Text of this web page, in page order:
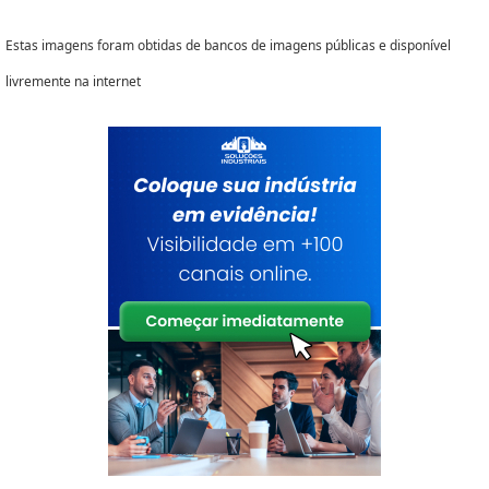
coextrusados e saco manta de Polietileno
para o cliente final.Discorrendo ainda sobre o
envelope plástico de segurança com bolha interno,
sempre deve-se buscar uma empresa que tenha
produtos e serviços com ótima qualidade e
assertividade, pequenos detalhes, mas de grande
valia para saber a procedência e seriedade da
empresa.Existem muitas formas diferentes de
demonstrar conhecimento e autoridade em uma
área de atuação. Os motivos pelos quais a Opção
Embalagens é ideal quando buscar por envelope
Estas imagens foram obtidas de bancos de imagens públicas e disponível
livremente na internet